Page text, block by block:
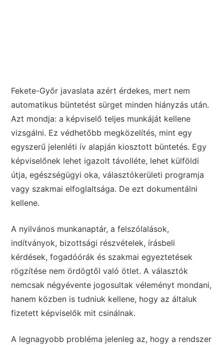
Fekete-Győr javaslata azért érdekes, mert nem
automatikus büntetést sürget minden hiányzás után.
Azt mondja: a képviselő teljes munkáját kellene
vizsgálni. Ez védhetőbb megközelítés, mint egy
egyszerű jelenléti ív alapján kiosztott büntetés. Egy
képviselőnek lehet igazolt távolléte, lehet külföldi
útja, egészségügyi oka, választókerületi programja
vagy szakmai elfoglaltsága. De ezt dokumentálni
kellene.
A nyilvános munkanaptár, a felszólalások,
indítványok, bizottsági részvételek, írásbeli
kérdések, fogadóórák és szakmai egyeztetések
rögzítése nem ördögtől való ötlet. A választók
nemcsak négyévente jogosultak véleményt mondani,
hanem közben is tudniuk kellene, hogy az általuk
fizetett képviselők mit csinálnak.
A legnagyobb probléma jelenleg az, hogy a rendszer